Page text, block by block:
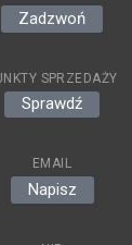
Zadzwoń
SPRZEDAŻY
Sprawdź
EMAIL
Napisz